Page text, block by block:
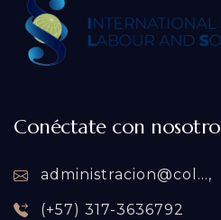
Conéctate con
administracion@col...,
(+57) 317-3636792